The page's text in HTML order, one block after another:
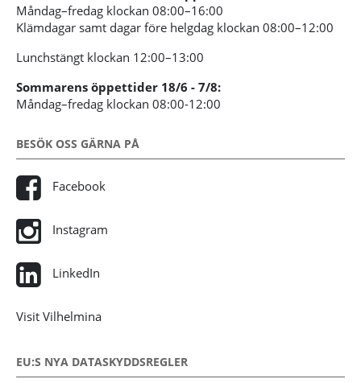
Måndag–fredag klockan 08:00–16:00
Klämdagar samt dagar före helgdag klockan 08:00–12:00
Lunchstängt klockan 12:00–13:00
Sommarens öppettider 18/6 - 7/8:
Måndag–fredag klockan 08:00-12:00
BESÖK OSS GÄRNA PÅ
Facebook
Instagram
LinkedIn
Visit Vilhelmina
EU:S NYA DATASKYDDSREGLER